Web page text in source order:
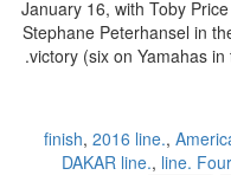
January 16, with Toby
Stephane Peterhansel in
victory (six on Yamahas in the bike category and now six in cars).
,2016 line.,
DAKAR line.,line.